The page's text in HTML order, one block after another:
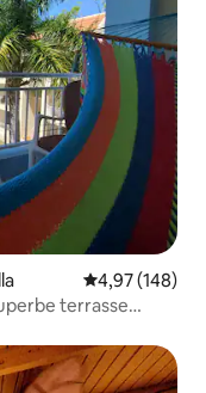
Évaluation
4,97 (148)
terrasse